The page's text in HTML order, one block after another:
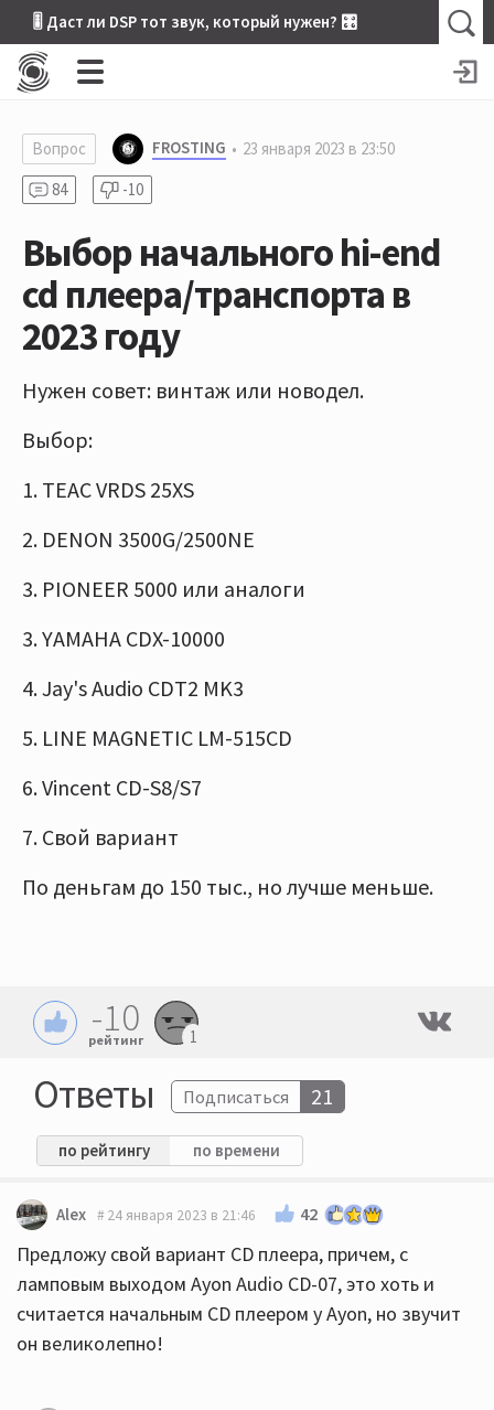
🎚 Даст ли DSP тот звук, который нужен? 🎛
Вопрос FROSTING
23 января 2023 в 23:50
84
-10
Выбор начального hi-end
cd плеера/транспорта в
2023 году
Нужен совет: винтаж или новодел.
Выбор:
1. TEAC VRDS 25XS
2. DENON 3500G/2500NE
3. PIONEER 5000 или аналоги
3. YAMAHA CDX-10000
4. Jay's Audio CDT2 MK3
5. LINE MAGNETIC LM-515CD
6. Vincent CD-S8/S7
7. Свой вариант
По деньгам до 150 тыс., но лучше меньше.
-10
рейтинг 1
Ответы Подписаться 21
по рейтингу по времени
Alex 24 января 2023 в 21:46 42
Предложу свой вариант CD плеера, причем, с
ламповым выходом Ayon Audio CD-07, это хоть и
считается начальным CD плеером у Ayon, но звучит
он великолепно!